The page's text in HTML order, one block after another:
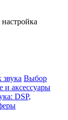
Выбор
и аксессуары
DSP,